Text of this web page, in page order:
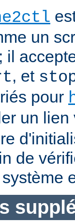
un
il
, et
pour
un
de